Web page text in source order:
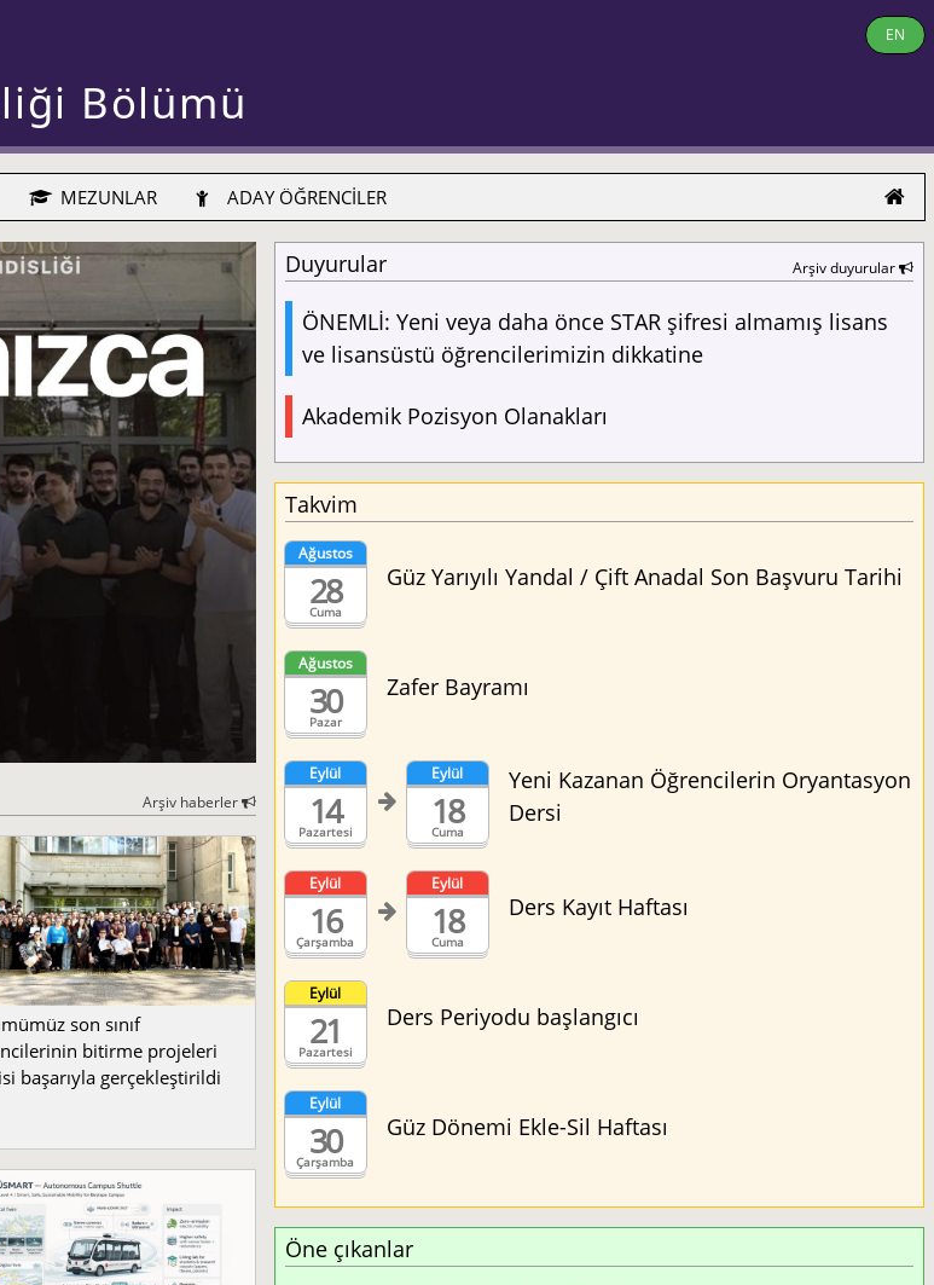
EN
Bölümü
MEZUNLAR ADAY ÖĞRENCİLER
Arşiv haberler
son sınıf
bitirme projeleri
başarıyla gerçekleştirildi
Duyurular Arşiv duyurular
ÖNEMLİ: Yeni veya daha önce STAR şifresi almamış lisans
ve lisansüstü öğrencilerimizin dikkatine
Akademik Pozisyon Olanakları
Takvim
Cuma
Ağustos
28 Güz Yarıyılı Yandal / Çift Anadal Son Başvuru Tarihi
Pazar
Ağustos
30 Zafer Bayramı
Pazartesi
Eylül
14 Cuma
Eylül
18
Yeni Kazanan Öğrencilerin Oryantasyon
Dersi
Çarşamba
Eylül
16 Cuma
Eylül
18 Ders Kayıt Haftası
Pazartesi
Eylül
21 Ders Periyodu başlangıcı
Çarşamba
Eylül
30 Güz Dönemi Ekle-Sil Haftası
Öne çıkanlar